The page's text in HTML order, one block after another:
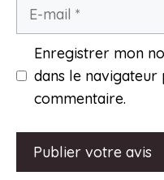
Enregistrer mon
dans le
commentaire.